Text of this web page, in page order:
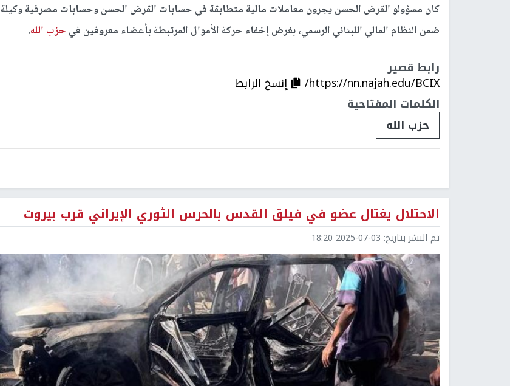
كان مسؤولو القرض الحسن يجرون معاملات مالية متطابقة في حسابات القرض الحسن وحسابات مصرفية وكيلة
ضمن النظام المالي اللبناني الرسمي، بغرض إخفاء حركة الأموال المرتبطة بأعضاء معروفين في حزب الله.
رابط قصير
https://nn.najah.edu/BCIX/
إنسخ الرابط
الكلمات المفتاحية
حزب الله
الاحتلال يغتال عضو في فيلق القدس بالحرس الثوري الإيراني قرب بيروت
تم النشر بتاريخ: 2025-07-03 18:20